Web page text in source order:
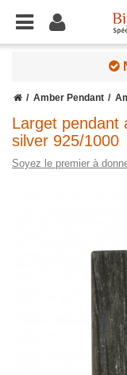
Amber Pendant
Larget pendant
silver 925/1000
Soyez le premier à